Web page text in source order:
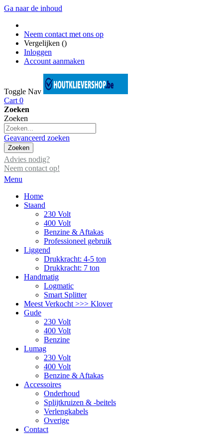
Ga naar de inhoud
Neem contact met ons op
Vergelijken ()
Inloggen
Account aanmaken
Toggle Nav
Cart 0
Zoeken
Zoeken
Geavanceerd zoeken
Zoeken
Advies nodig?
Neem contact op!
Menu
Home
Staand
230 Volt
400 Volt
Benzine & Aftakas
Professioneel gebruik
Liggend
Drukkracht: 4-5 ton
Drukkracht: 7 ton
Handmatig
Logmatic
Smart Splitter
Meest Verkocht >>> Klover
Gude
230 Volt
400 Volt
Benzine
Lumag
230 Volt
400 Volt
Benzine & Aftakas
Accessoires
Onderhoud
Splijtkruizen & -beitels
Verlengkabels
Overige
Contact